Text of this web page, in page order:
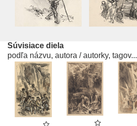
Súvisiace diela
podľa názvu, autora / autorky, tagov...